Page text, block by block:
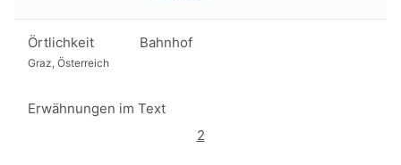
Örtlichkeit Bahnhof
Graz, Österreich
Erwähnungen im Text
2